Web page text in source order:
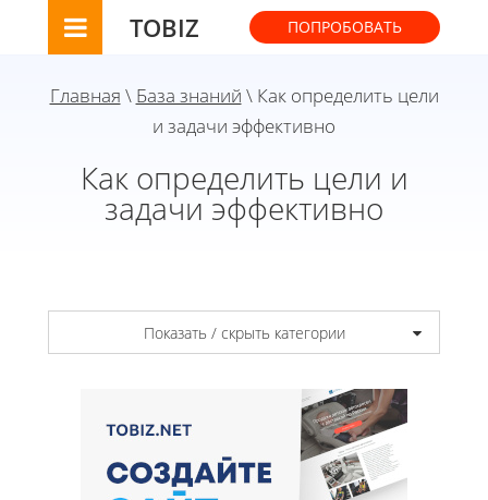
TOBIZ ПОПРОБОВАТЬ
Главная \ База знаний \ Как определить цели
и задачи эффективно
Как определить цели и
задачи эффективно
Показать / скрыть категории